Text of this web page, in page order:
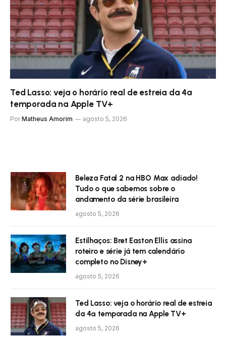
Ted Lasso: veja o horário real de estreia da 4ª
temporada na Apple TV+
Por Matheus Amorim agosto 5, 2026
Beleza Fatal 2 na HBO Max adiado!
Tudo o que sabemos sobre o
andamento da série brasileira
agosto 5, 2026
Estilhaços: Bret Easton Ellis assina
roteiro e série já tem calendário
completo no Disney+
agosto 5, 2026
Ted Lasso: veja o horário real de estreia
da 4ª temporada na Apple TV+
agosto 5, 2026